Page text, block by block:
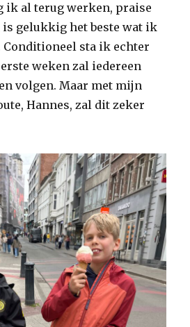
ik al terug werken, praise
is gelukkig het beste wat ik
Conditioneel sta ik echter
weken zal iedereen
volgen. Maar met mijn
Hannes, zal dit zeker